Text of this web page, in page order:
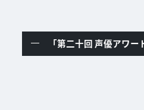
「第二十回 声優アワ